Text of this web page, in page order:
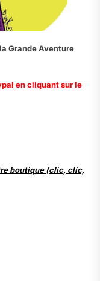
Grande Aventure
en cliquant sur le
boutique (clic, clic,